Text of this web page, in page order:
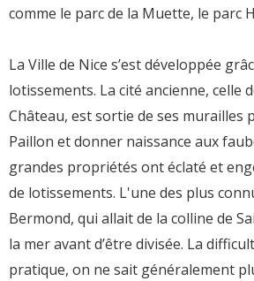
comme le parc de la Muette, le parc
La Ville de Nice s’est développée
lotissements. La cité ancienne, celle
Château, est sortie de ses murailles
Paillon et donner naissance aux
grandes propriétés ont éclaté et
de lotissements. L'une des plus
Bermond, qui allait de la colline de
la mer avant d’être divisée. La
pratique, on ne sait généralement